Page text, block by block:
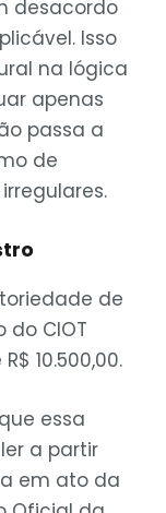
desacordo
Isso
na lógica
apenas
passa a
de
de
CIOT
10.500,00.
essa
a partir
em ato da